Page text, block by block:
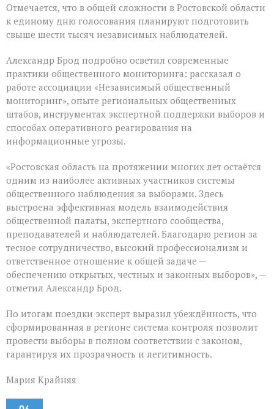
Отмечается, что в общей сложности в Ростовской области
к единому дню голосования планируют подготовить
свыше шести тысяч независимых наблюдателей.
Александр Брод подробно осветил современные
практики общественного мониторинга: рассказал о
работе ассоциации «Независимый общественный
мониторинг», опыте региональных общественных
штабов, инструментах экспертной поддержки выборов и
способах оперативного реагирования на
информационные угрозы.
«Ростовская область на протяжении многих лет остаётся
одним из наиболее активных участников системы
общественного наблюдения за выборами. Здесь
выстроена эффективная модель взаимодействия
общественной палаты, экспертного сообщества,
преподавателей и наблюдателей. Благодарю регион за
тесное сотрудничество, высокий профессионализм и
ответственное отношение к общей задаче —
обеспечению открытых, честных и законных выборов», —
отметил Александр Брод.
По итогам поездки эксперт выразил убеждённость, что
сформированная в регионе система контроля позволит
провести выборы в полном соответствии с законом,
гарантируя их прозрачность и легитимность.
Мария Крайняя